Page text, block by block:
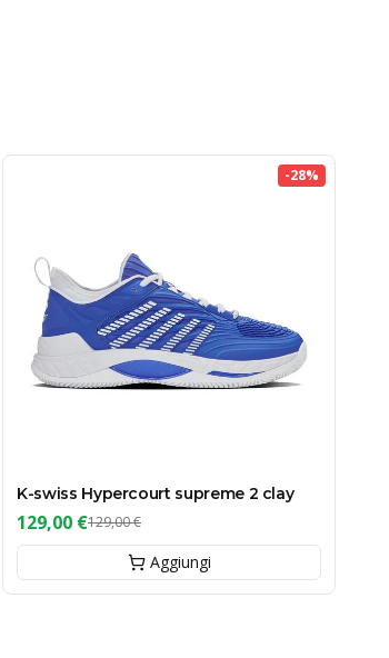
-28%
K-swiss Hypercourt supreme 2 clay
129,00 €129,00 €
Aggiungi